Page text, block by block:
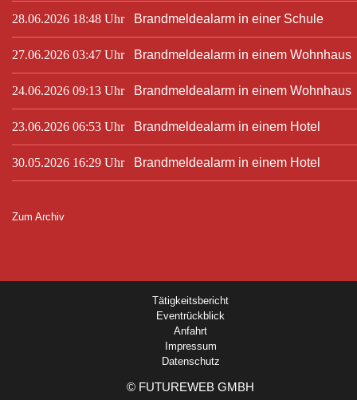
28.06.2026 18:48 Uhr Brandmeldealarm in einer Schule
27.06.2026 03:47 Uhr Brandmeldealarm in einem Wohnhaus
24.06.2026 09:13 Uhr Brandmeldealarm in einem Wohnhaus
23.06.2026 06:53 Uhr Brandmeldealarm in einem Hotel
30.05.2026 16:29 Uhr Brandmeldealarm in einem Hotel
Zum Archiv
Tätigkeitsbericht
Eventrückblick
Anfahrt
Impressum
Datenschutz
© FUTUREWEB GMBH